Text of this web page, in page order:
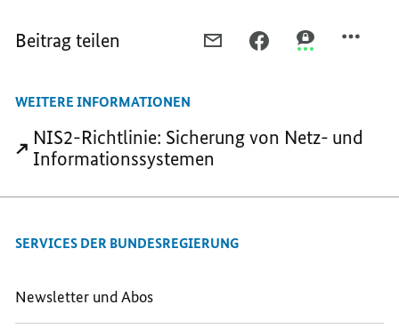
Beitrag teilen
DIGITALESICHERHEITSICHERHEIT
WEITERE INFORMATIONEN
NIS2-Richtlinie: Sicherung von Netz- und
Informationssystemen
SERVICES DER BUNDESREGIERUNG
Newsletter und Abos